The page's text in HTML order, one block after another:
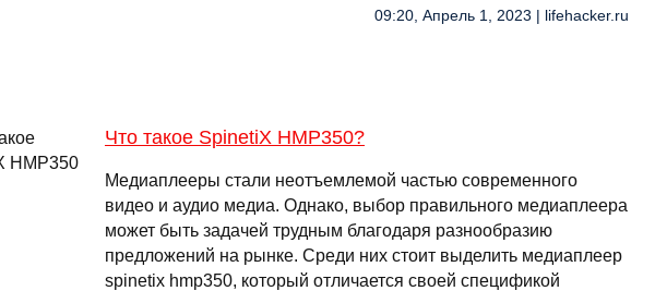
09:20, Апрель 1, 2023 | lifehacker.ru
Что такое SpinetiX HMP350?
Медиаплееры стали неотъемлемой частью современного
видео и аудио медиа. Однако, выбор правильного медиаплеера
может быть задачей трудным благодаря разнообразию
предложений на рынке. Среди них стоит выделить медиаплеер
spinetix hmp350, который отличается своей спецификой